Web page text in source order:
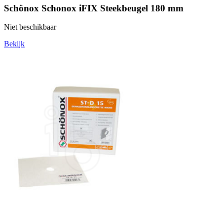
Schönox Schonox iFIX Steekbeugel 180 mm
Niet beschikbaar
Bekijk